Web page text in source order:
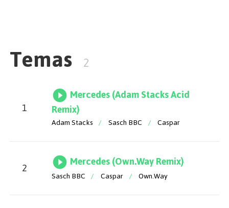
Temas 2
1
Mercedes (Adam Stacks Acid
Remix)
Adam Stacks / Sasch BBC / Caspar
2 Mercedes (Own.Way Remix)
Sasch BBC / Caspar / Own.Way